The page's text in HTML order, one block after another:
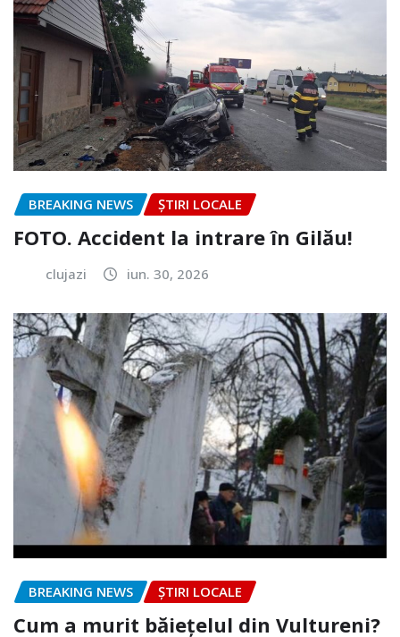
BREAKING NEWS ȘTIRI LOCALE
FOTO. Accident la intrare în Gilău!
clujazi iun. 30, 2026
BREAKING NEWS ȘTIRI LOCALE
Cum a murit băiețelul din Vultureni?